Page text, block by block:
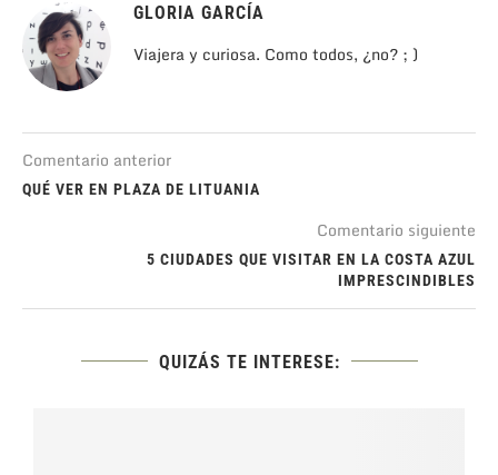
GLORIA GARCÍA
Viajera y curiosa. Como todos, ¿no? ; )
Comentario anterior
QUÉ VER EN PLAZA DE LITUANIA
Comentario siguiente
5 CIUDADES QUE VISITAR EN LA COSTA AZUL
IMPRESCINDIBLES
QUIZÁS TE INTERESE: